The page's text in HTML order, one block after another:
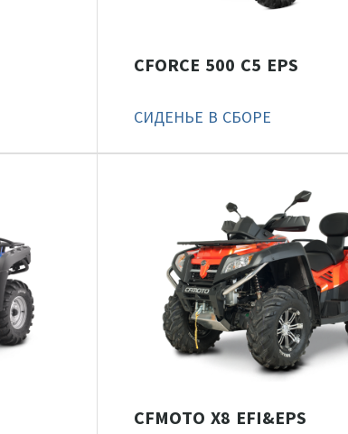
CFORCE 500 С5 EPS
СИДЕНЬЕ В СБОРЕ
CFMOTO X8 EFI&EPS